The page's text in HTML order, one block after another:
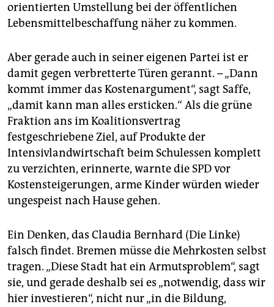
orientierten Umstellung bei der öffentlichen
Lebensmittelbeschaffung näher zu kommen.
Aber gerade auch in seiner eigenen Partei ist er
damit gegen verbretterte Türen gerannt. – „Dann
kommt immer das Kostenargument“, sagt Saffe,
„damit kann man alles ersticken.“ Als die grüne
Fraktion ans im Koalitionsvertrag
festgeschriebene Ziel, auf Produkte der
Intensivlandwirtschaft beim Schulessen komplett
zu verzichten, erinnerte, warnte die SPD vor
Kostensteigerungen, arme Kinder würden wieder
ungespeist nach Hause gehen.
Ein Denken, das Claudia Bernhard (Die Linke)
falsch findet. Bremen müsse die Mehrkosten selbst
tragen. „Diese Stadt hat ein Armutsproblem“, sagt
sie, und gerade deshalb sei es „notwendig, dass wir
hier investieren“, nicht nur „in die Bildung,